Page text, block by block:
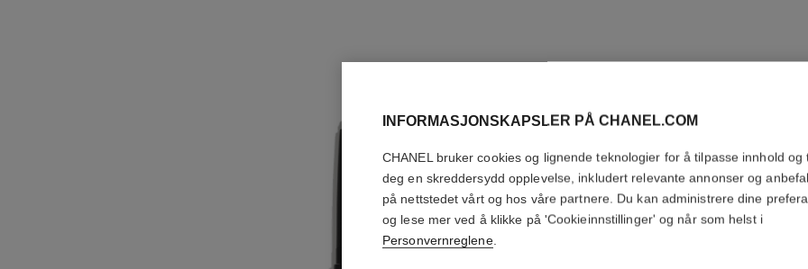
STYLO
Long-lasting
Flere detaljer
INFORMASJONSKAPSLER PÅ CHANEL.COM
CHANEL bruker cookies og lignende teknologier for å tilpasse innhold og
deg en skreddersydd opplevelse, inkludert relevante annonser og
på nettstedet vårt og hos våre partnere. Du kan administrere dine
og lese mer ved å klikke på 'Cookieinnstillinger' og når som helst i
Personvernreglene.